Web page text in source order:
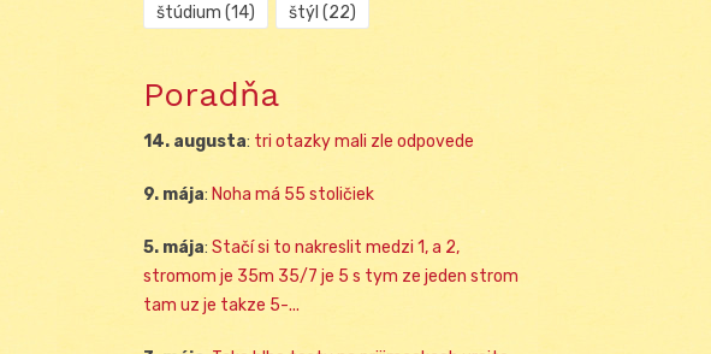
štúdium (14) štýl (22)
Poradňa
14. augusta: tri otazky mali zle odpovede
9. mája: Noha má 55 stoličiek
5. mája: Stačí si to nakreslit medzi 1, a 2,
stromom je 35m 35/7 je 5 s tym ze jeden strom
tam uz je takze 5-...